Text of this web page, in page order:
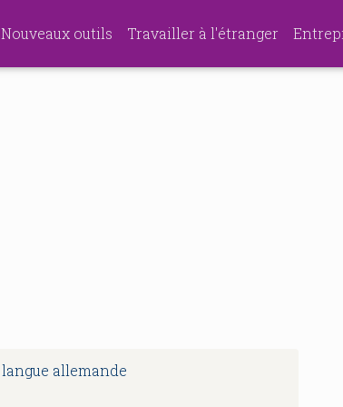
Nouveaux outils Travailler à l'étranger
langue allemande